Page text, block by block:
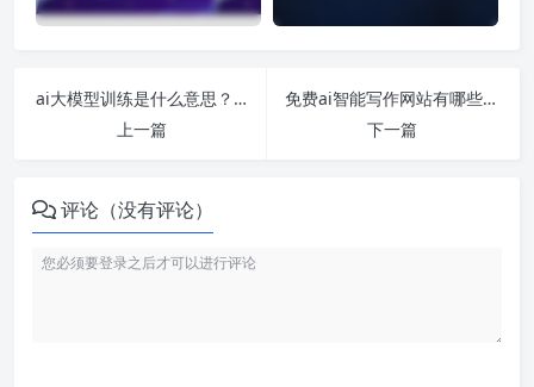
ai大模型训练是什么意思？为什么要训练ai大模型
上一篇
免费ai智能写作网站有哪些？
下一篇
评论（没有评论）